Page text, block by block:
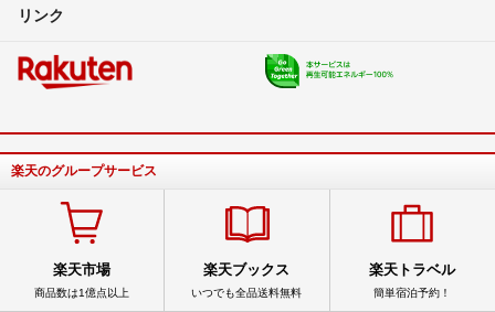
リンク
楽天のグループサービス
楽天市場
商品数は1億点以上
楽天ブックス
いつでも全品送料無料
楽天トラベル
簡単宿泊予約！